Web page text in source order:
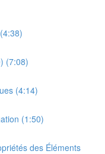
(7:08)
(4:14)
(1:50)
des Éléments